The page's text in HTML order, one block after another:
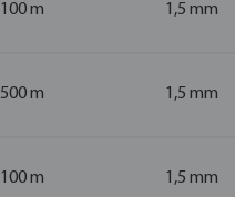
100 m 1,5 mm
500 m 1,5 mm
100 m 1,5 mm